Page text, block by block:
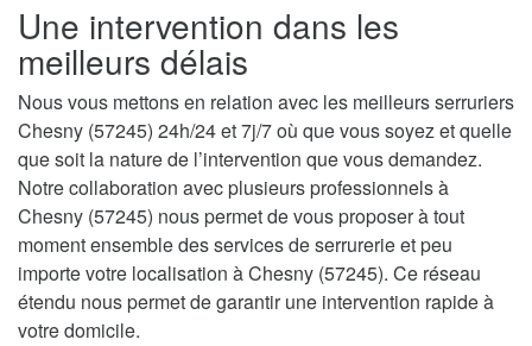
Une intervention dans les
meilleurs délais
Nous vous mettons en relation avec les meilleurs serruriers
Chesny (57245) 24h/24 et 7j/7 où que vous soyez et quelle
que soit la nature de l’intervention que vous demandez.
Notre collaboration avec plusieurs professionnels à
Chesny (57245) nous permet de vous proposer à tout
moment ensemble des services de serrurerie et peu
importe votre localisation à Chesny (57245). Ce réseau
étendu nous permet de garantir une intervention rapide à
votre domicile.